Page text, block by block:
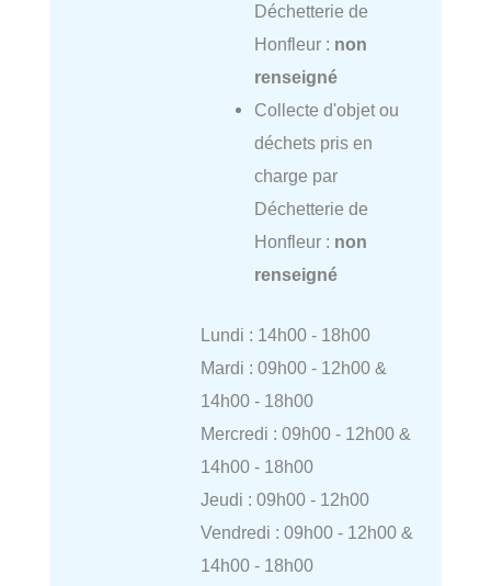
Déchetterie de
Honfleur : non
renseigné
Collecte d'objet ou
déchets pris en
charge par
Déchetterie de
Honfleur : non
renseigné
Lundi : 14h00 - 18h00
Mardi : 09h00 - 12h00 &
14h00 - 18h00
Mercredi : 09h00 - 12h00 &
14h00 - 18h00
Jeudi : 09h00 - 12h00
Vendredi : 09h00 - 12h00 &
14h00 - 18h00